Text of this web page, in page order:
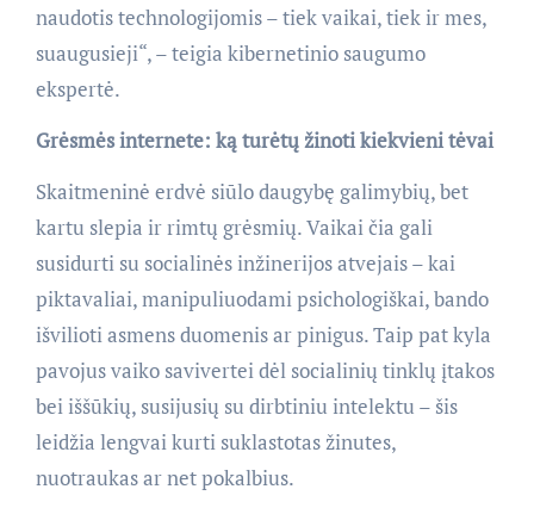
naudotis technologijomis – tiek vaikai, tiek ir mes,
suaugusieji“, – teigia kibernetinio saugumo
ekspertė.
Grėsmės internete: ką turėtų žinoti kiekvieni tėvai
Skaitmeninė erdvė siūlo daugybę galimybių, bet
kartu slepia ir rimtų grėsmių. Vaikai čia gali
susidurti su socialinės inžinerijos atvejais – kai
piktavaliai, manipuliuodami psichologiškai, bando
išvilioti asmens duomenis ar pinigus. Taip pat kyla
pavojus vaiko savivertei dėl socialinių tinklų įtakos
bei iššūkių, susijusių su dirbtiniu intelektu – šis
leidžia lengvai kurti suklastotas žinutes,
nuotraukas ar net pokalbius.